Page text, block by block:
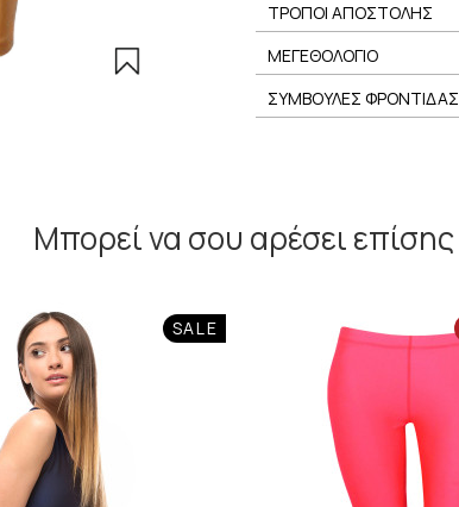
ΤΡΟΠΟΙ ΑΠΟΣΤΟΛΗΣ
ΜΕΓΕΘΟΛΟΓΙΟ
ΣΥΜΒΟΥΛΕΣ ΦΡΟΝΤΙΔΑΣ
Μπορεί να σου αρέσει επίσης
SALE